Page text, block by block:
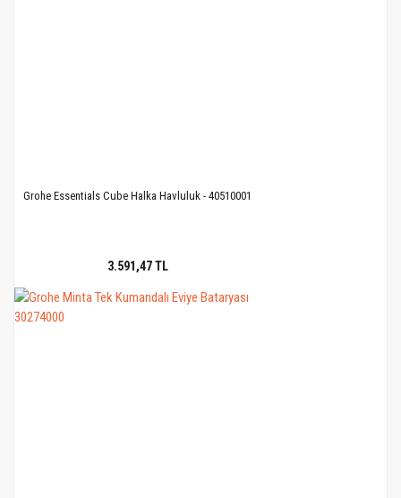
Grohe Essentials Cube Halka Havluluk - 40510001
3.591,47 TL